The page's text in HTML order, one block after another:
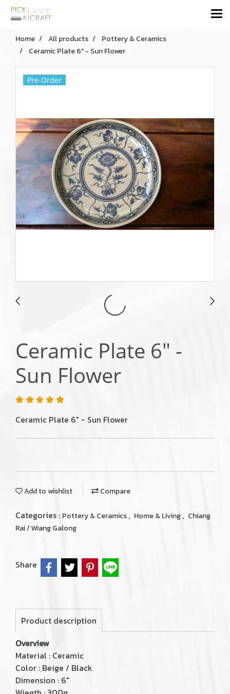
Home All products
Pottery & Ceramics
Ceramic Plate 6" - Sun Flower
Pre-Order
Ceramic Plate 6" -
Sun Flower
Ceramic Plate 6" - Sun Flower
Add to wishlist Compare
Categories : Pottery & Ceramics, Home & Living, Chiang
Rai / Wiang Galong
Share
Product description
Overview
Material : Ceramic
Color : ฺBeige / Black
Dimension : 6"